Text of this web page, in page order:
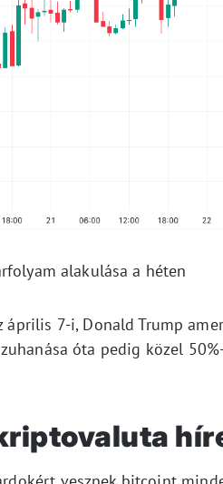
alakulása a héten
április 7-i, Donald Trump
óta pedig közel